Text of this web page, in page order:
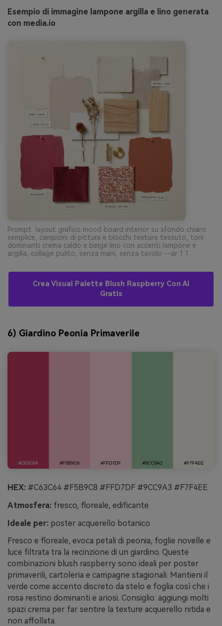
Esempio di immagine lampone argilla e lino generata
con media.io
Prompt: layout grafico mood board interior su sfondo chiaro
semplice, campioni di pittura e blocchi texture tessuto, toni
dominanti crema caldo e beige lino con accenti lampone e
argilla, collage pulito, senza mani, senza tavolo --ar 1:1
Crea Visual Palette Blush Raspberry Con AI
Gratis
6) Giardino Peonia Primaverile
HEX: #C63C64 #F5B9C8 #FFD7DF #9CC9A3 #F7F4EE
Atmosfera: fresco, floreale, edificante
Ideale per: poster acquerello botanico
Fresco e floreale, evoca petali di peonia, foglie novelle e
luce filtrata tra la recinzione di un giardino. Queste
combinazioni blush raspberry sono ideali per poster
primaverili, cartoleria e campagne stagionali. Mantieni il
verde come accento discreto da stelo e foglia così che i
rosa restino dominanti e ariosi. Consiglio: aggiungi molti
spazi crema per far sentire la texture acquerello nitida e
non affollata.